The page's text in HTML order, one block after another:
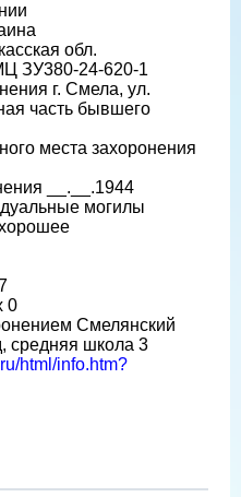
обл.
ЗУ380-24-620-1
г. Смела, ул.
часть бывшего
места захоронения
__.__.1944
могилы
0
Смелянский
средняя школа 3
html/info.htm?